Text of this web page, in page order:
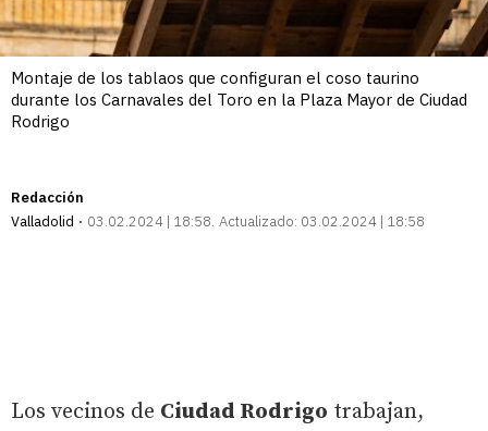
Montaje de los tablaos que configuran el coso taurino
durante los Carnavales del Toro en la Plaza Mayor de Ciudad
Rodrigo
Redacción
Valladolid
03.02.2024 | 18:58 Actualizado: 03.02.2024 | 18:58
Los vecinos de Ciudad Rodrigo trabajan,